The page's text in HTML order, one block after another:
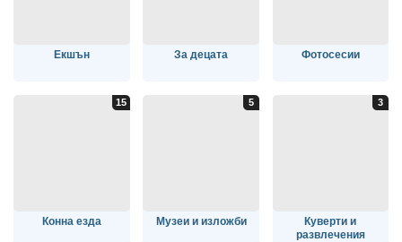
Екшън За децата Фотосесии
Конна езда Музеи и изложби
Куверти и
развлечения